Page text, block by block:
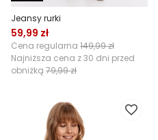
Jeansy rurki
59,99 zł
Cena regularna 149,99 zł
Najniższa cena z 30 dni przed
obniżką 79,99 zł